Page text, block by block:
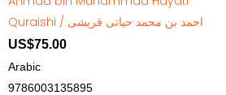
Quraishi / احمد بن محمد حیاتی قریشی
US$75.00
Arabic
9786003135895